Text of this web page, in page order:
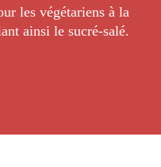
les végétariens à la
ainsi le sucré-salé.